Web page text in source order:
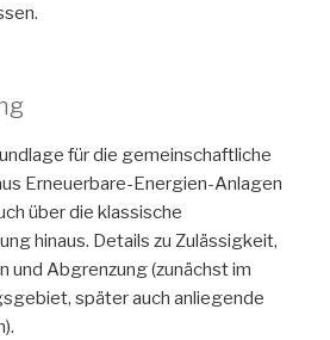
für die gemeinschaftliche
Erneuerbare-Energien-Anlagen
über die klassische
hinaus. Details zu Zulässigkeit,
und Abgrenzung (zunächst im
später auch anliegende